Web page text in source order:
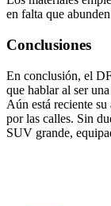
en falta que
Conclusiones
En conclusión, el
que hablar al ser
Aún está reciente
por las calles. Sin
SUV grande,